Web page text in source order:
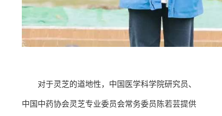
对于灵芝的道地性，中国医学科学院研究员、
中国中药协会灵芝专业委员会常务委员陈若芸提供